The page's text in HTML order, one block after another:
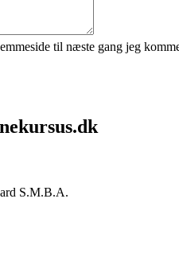
til næste gang jeg
S.M.B.A.